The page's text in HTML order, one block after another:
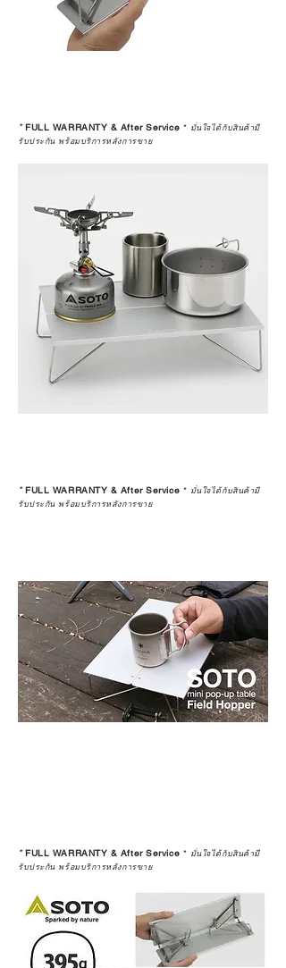
*FULL WARRANTY & After Service * มั่นใจได้กับสินค้ามี
รับประกัน พร้อมบริการหลังการขาย
*FULL WARRANTY & After Service * มั่นใจได้กับสินค้ามี
รับประกัน พร้อมบริการหลังการขาย
*FULL WARRANTY & After Service * มั่นใจได้กับสินค้ามี
รับประกัน พร้อมบริการหลังการขาย